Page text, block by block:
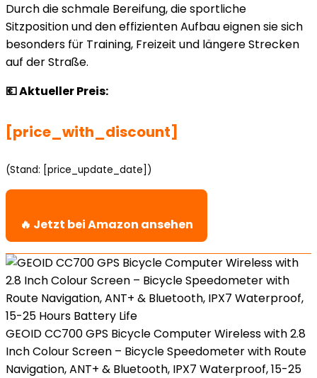
Durch die schmale Bereifung, die sportliche
Sitzposition und den effizienten Aufbau eignen sie sich
besonders für Training, Freizeit und längere Strecken
auf der Straße.
💶 Aktueller Preis:
[price_with_discount]
(Stand: [price_update_date])
🔥 Jetzt bei Amazon ansehen
GEOID CC700 GPS Bicycle Computer Wireless with 2.8
Inch Colour Screen – Bicycle Speedometer with Route
Navigation, ANT+ & Bluetooth, IPX7 Waterproof, 15-25